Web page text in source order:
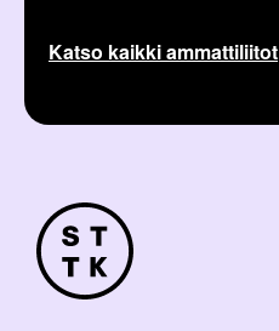
Katso kaikki ammattiliitot